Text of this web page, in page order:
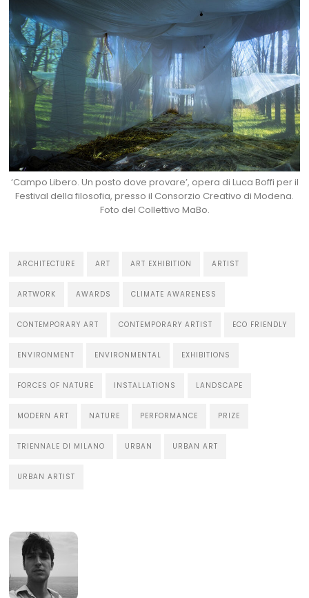
‘Campo Libero. Un posto dove provare’, opera di Luca Boffi per il
Festival della filosofia, presso il Consorzio Creativo di Modena.
Foto del Collettivo MaBo.
ARCHITECTURE ART ART EXHIBITION ARTIST
ARTWORK AWARDS CLIMATE AWARENESS
CONTEMPORARY ART CONTEMPORARY ARTIST ECO FRIENDLY
ENVIRONMENT ENVIRONMENTAL EXHIBITIONS
FORCES OF NATURE INSTALLATIONS LANDSCAPE
MODERN ART NATURE PERFORMANCE PRIZE
TRIENNALE DI MILANO URBAN URBAN ART
URBAN ARTIST